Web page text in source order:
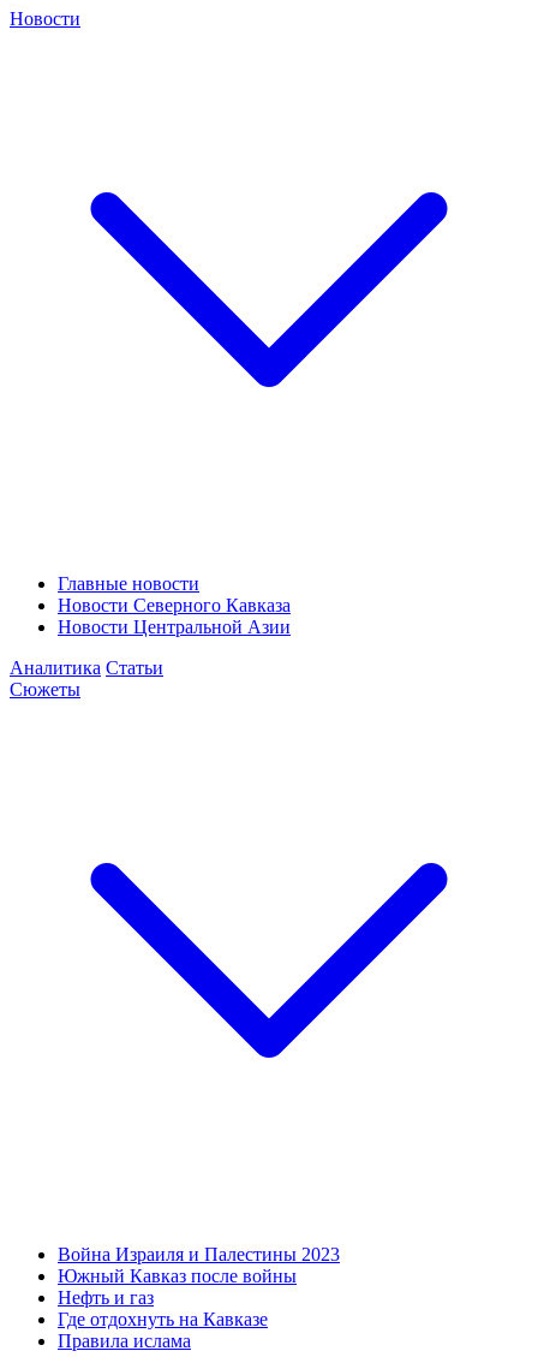
Новости
Главные новости
Новости Северного Кавказа
Новости Центральной Азии
Аналитика Статьи
Сюжеты
Война Израиля и Палестины 2023
Южный Кавказ после войны
Нефть и газ
Где отдохнуть на Кавказе
Правила ислама